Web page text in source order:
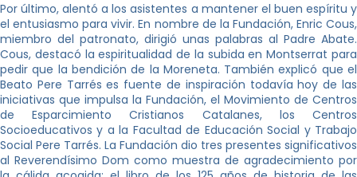
Por último, alentó a los asistentes a mantener el buen espíritu y
el entusiasmo para vivir. En nombre de la Fundación, Enric Cous,
miembro del patronato, dirigió unas palabras al Padre Abate.
Cous, destacó la espiritualidad de la subida en Montserrat para
pedir que la bendición de la Moreneta. También explicó que el
Beato Pere Tarrés es fuente de inspiración todavía hoy de las
iniciativas que impulsa la Fundación, el Movimiento de Centros
de Esparcimiento Cristianos Catalanes, los Centros
Socioeducativos y a la Facultad de Educación Social y Trabajo
Social Pere Tarrés. La Fundación dio tres presentes significativos
al Reverendísimo Dom como muestra de agradecimiento por